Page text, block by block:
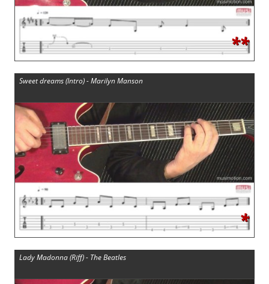
**
Sweet dreams (Intro) - Marilyn Manson
*
Lady Madonna (Riff) - The Beatles